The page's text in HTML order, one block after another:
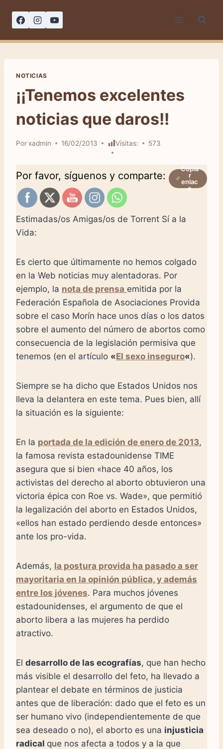
NOTICIAS
¡¡Tenemos excelentes
Por xadmin 16/02/2013 Visitas: 573
Por favor, síguenos y comparte:
Copia
r
enlac
e
Estimadas/os Amigas/os de Torrent Sí a la
Vida:
Es cierto que últimamente no hemos colgado
en la Web noticias muy alentadoras. Por
ejemplo, la nota de prensa emitida por la
Federación Española de Asociaciones Provida
sobre el caso Morín hace unos días o los datos
sobre el aumento del número de abortos como
consecuencia de la legislación permisiva que
tenemos (en el artículo «El sexo inseguro«).
Siempre se ha dicho que Estados Unidos nos
lleva la delantera en este tema. Pues bien, allí
la situación es la siguiente:
En la portada de la edición de enero de 2013,
la famosa revista estadounidense TIME
asegura que si bien «hace 40 años, los
activistas del derecho al aborto obtuvieron una
victoria épica con Roe vs. Wade», que permitió
la legalización del aborto en Estados Unidos,
«ellos han estado perdiendo desde entonces»
ante los pro-vida.
Además, la postura provida ha pasado a ser
mayoritaria en la opinión pública, y además
entre los jóvenes. Para muchos jóvenes
estadounidenses, el argumento de que el
aborto libera a las mujeres ha perdido
atractivo.
El desarrollo de las ecografías, que han hecho
más visible el desarrollo del feto, ha llevado a
plantear el debate en términos de justicia
antes que de liberación: dado que el feto es un
ser humano vivo (independientemente de que
sea deseado o no), el aborto es una injusticia
radical que nos afecta a todos y a la que